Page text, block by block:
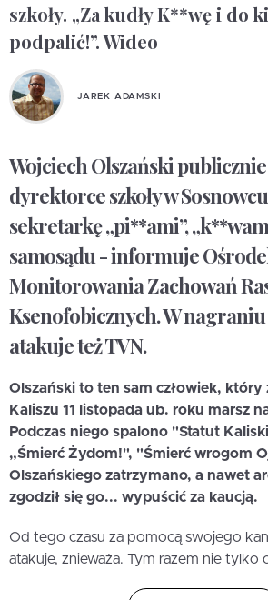
szkoły. „Za kudły K**wę i do
podpalić!”. Wideo
JAREK ADAMSKI
Wojciech Olszański
dyrektorce szkoły w
sekretarkę „pi**ami”,
samosądu - informuje
Monitorowania Zachowań
Ksenofobicznych. W
atakuje też TVN.
Olszański to ten sam człowiek, który
Kaliszu 11 listopada ub. roku marsz
Podczas niego spalono "Statut
„Śmierć Żydom!", "Śmierć wrogom
Olszańskiego zatrzymano, a nawet
zgodził się go... wypuścić za kaucją.
Od tego czasu za pomocą swojego
atakuje, znieważa. Tym razem nie tylko